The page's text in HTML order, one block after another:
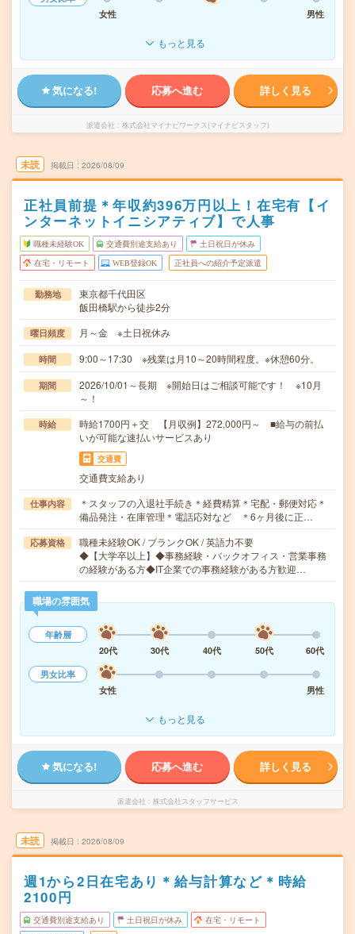
女性
男性
もっと見る
気になる! 応募へ進む 詳しく見る
派遣会社 株式会社マイナビワークス(マイナビスタッフ)
未読 掲載日 2026/08/09
正社員前提＊年収約396万円以上！在宅有【イ
ンターネットイニシアティブ】で人事
職種未経験OK 交通費別途支給あり 土日祝日が休み
在宅・リモート WEB登録OK 正社員への紹介予定派遣
勤務地
東京都千代田区
飯田橋駅から徒歩2分
曜日頻度 月～金 ※土日祝休み
時間 9:00～17:30 ※残業は月10～20時間程度。※休憩60分。
期間
2026/10/01～長期 ※開始日はご相談可能です！ ※10月
～！
時給
時給1700円＋交 【月収例】272,000円～ ■給与の前払
いが可能な速払いサービスあり
交通費
交通費支給あり
仕事内容
＊スタッフの入退社手続き＊経費精算＊宅配・郵便対応＊
備品発注・在庫管理＊電話応対など ＊6ヶ月後に正…
応募資格
職種未経験OK / ブランクOK / 英語力不要
◆【大学卒以上】◆事務経験・バックオフィス・営業事務
の経験がある方◆IT企業での事務経験がある方歓迎…
職場の雰囲気
年齢層
20代
30代 40代 50代
60代
男女比率
女性
男性
もっと見る
気になる! 応募へ進む 詳しく見る
派遣会社 株式会社スタッフサービス
未読 掲載日 2026/08/09
週1から2日在宅あり＊給与計算など＊時給
2100円
交通費別途支給あり 土日祝日が休み 在宅・リモート